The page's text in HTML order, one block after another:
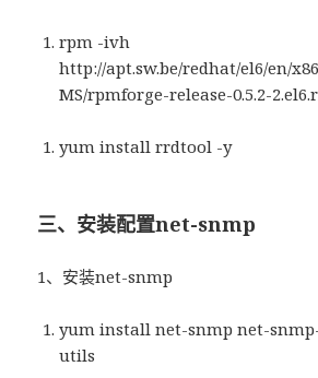
rpm -ivh
http://apt.sw.be/redhat/el6/en/
MS/rpmforge-release-0.5.2-
yum install rrdtool -y
三、安装配置net-snmp
1、安装net-snmp
yum install net-snmp net-
utils